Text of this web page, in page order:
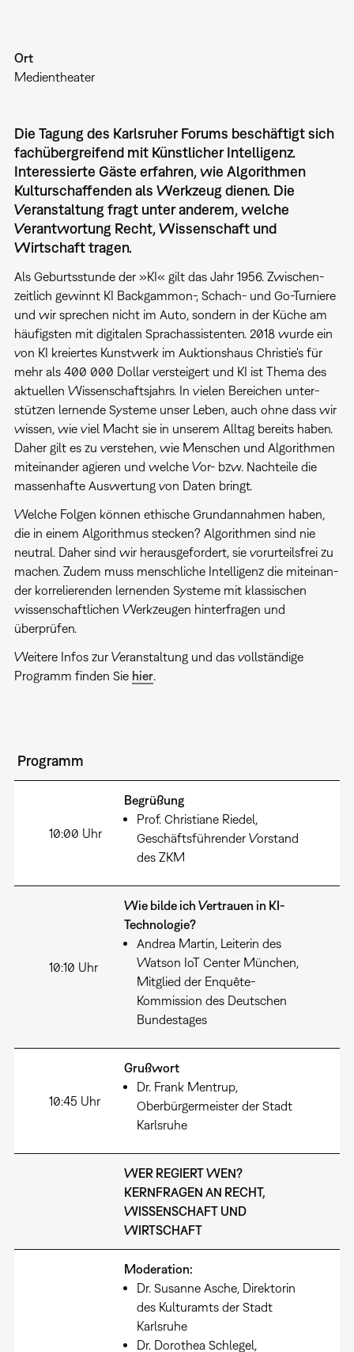
Ort
Medientheater
Die Tagung des Karlsruher Forums beschäftigt sich
fachübergreifend mit Künstlicher Intelligenz.
Interessierte Gäste erfahren, wie Algorithmen
Kulturschaffenden als Werkzeug dienen. Die
Veranstaltung fragt unter anderem, welche
Verantwortung Recht, Wissenschaft und
Wirtschaft tragen.
Als Geburts­stunde der »KI« gilt das Jahr 1956. Zwischen­
zeit­lich ­ge­winnt KI Backgammon-, Schach- und Go-Turniere
und wir sprechen ­nicht im Auto, sondern in der Küche am
häufigsten mit digita­len ­Sprachas­sis­ten­ten. 2018 wurde ein
von KI kreiertes Kunstwerk im Auk­ti­ons­haus Christie's für
mehr als 400 000 Dollar verstei­ger­t und KI ist Thema des
aktuellen Wissen­schaftsjahrs. In vielen ­Be­rei­chen unter­
stüt­zen lernende Systeme unser Leben, auch ohne dass wir
wissen, wie viel Macht sie in unserem Alltag bereits ha­ben.
Daher gilt es zu verstehen, wie Menschen und Algorith­men
­mi­tein­an­der agieren und welche Vor- bzw. Nachteile die
mas­sen­hafte Auswertung von Daten bringt.
Welche Folgen können ethische Grund­an­nah­men haben,
die in einem Al­go­rith­mus stecken? Algorith­men sind nie
neutral. Daher sind wir heraus­ge­for­dert, sie vorur­teils­frei zu
machen. Zudem muss ­mensch­li­che Intel­li­genz die mitein­an­
der korre­li­e­ren­den lernen­den ­Sys­teme mit klassi­schen
wissen­schaft­li­chen Werkzeu­gen hin­ter­fra­gen und
überprüfen.
Weitere Infos zur Veranstaltung und das vollständige
Programm finden Sie hier.
Programm
10:00 Uhr
Begrüßung
Prof. Christiane Riedel,
Geschäftsführender Vorstand
des ZKM
10:10 Uhr
Wie bilde ich Vertrauen in KI-
Technologie?
Andrea Martin, Leiterin des
Watson IoT Center München,
Mitglied der Enquête-
Kommission des Deutschen
Bundestages
10:45 Uhr
Grußwort
Dr. Frank Mentrup,
Oberbürgermeister der Stadt
Karlsruhe
WER REGIERT WEN?
KERNFRAGEN AN RECHT,
WISSENSCHAFT UND
WIRTSCHAFT
Moderation:
Dr. Susanne Asche, Direktorin
des Kulturamts der Stadt
Karlsruhe
Dr. Dorothea Schlegel,